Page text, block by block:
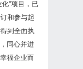
”项目，已
和参与起
到全面执
同心并进
福企业而